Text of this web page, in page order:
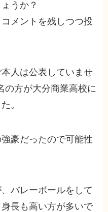
うか？
メントを残しつつ投
人は公表していませ
の方が大分商業高校に
。
豪だったので可能性
バレーボールをして
長も高い方が多いで